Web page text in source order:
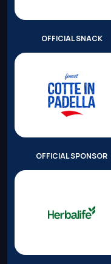
OFFICIAL SNACK
OFFICIAL SPONSOR